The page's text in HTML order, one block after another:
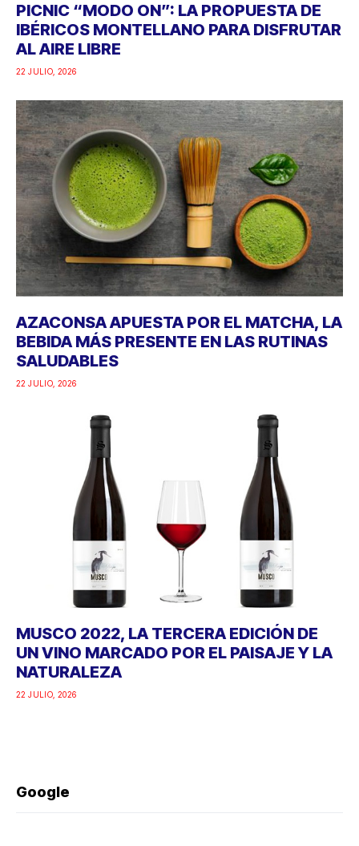
PICNIC “MODO ON”: LA PROPUESTA DE
IBÉRICOS MONTELLANO PARA DISFRUTAR
AL AIRE LIBRE
22 JULIO, 2026
AZACONSA APUESTA POR EL MATCHA, LA
BEBIDA MÁS PRESENTE EN LAS RUTINAS
SALUDABLES
22 JULIO, 2026
MUSCO 2022, LA TERCERA EDICIÓN DE
UN VINO MARCADO POR EL PAISAJE Y LA
NATURALEZA
22 JULIO, 2026
Google